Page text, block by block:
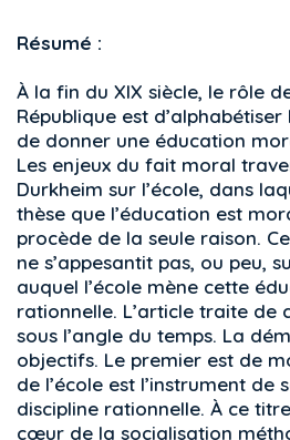
Résumé :
À la fin du XIX siècle, le rôle
République est
de donner une éducation
Les enjeux du fait moral
Durkheim sur l’école, dans
thèse que l’éducation est
procède de la seule raison.
ne s’appesantit pas, ou peu,
auquel l’école mène cette
rationnelle. L’article traite de
sous l’angle du temps. La
objectifs. Le premier est de
de l’école est l’instrument de
discipline rationnelle. À ce
cœur de la socialisation